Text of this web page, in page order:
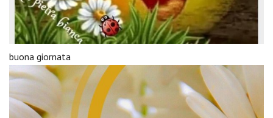
buona giornata